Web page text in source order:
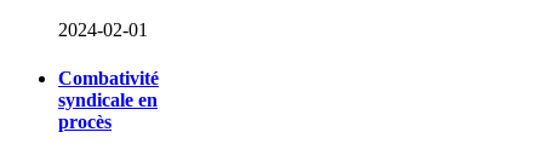
2024-02-01
Combativité
syndicale en
procès